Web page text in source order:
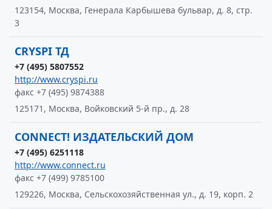
123154, Москва, Генерала Карбышева бульвар, д. 8, стр.
3
CRYSPI ТД
+7 (495) 5807552
http://www.cryspi.ru
факс +7 (495) 9874388
125171, Москва, Войковский 5-й пр., д. 28
CONNECT! ИЗДАТЕЛЬСКИЙ ДОМ
+7 (495) 6251118
http://www.connect.ru
факс +7 (499) 9785100
129226, Москва, Сельскохозяйственная ул., д. 19, корп. 2